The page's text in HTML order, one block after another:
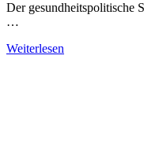
Der gesundheitspolitische
…
Weiterlesen